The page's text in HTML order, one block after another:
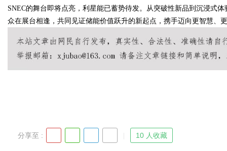
SNEC的舞台即将点亮，利星能已蓄势待发。从突破性新品到沉浸式
众在展台相逢，共同见证储能价值跃升的新起点，携手迈向更智慧、
分享至 : 10 人收藏